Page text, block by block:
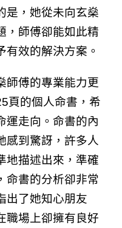
是，她從未向玄燊
，師傅卻能如此精
有效的解決方案。
師傅的專業能力更
頁的個人命書，希
運走向。命書的內
感到驚訝，許多人
地描述出來，準確
命書的分析卻非常
出了她知心朋友
職場上卻擁有良好